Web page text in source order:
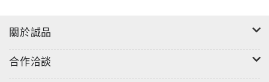
同體驗製作手工餅乾，以最實際的行動來支持公益活
關於誠品
合作洽談